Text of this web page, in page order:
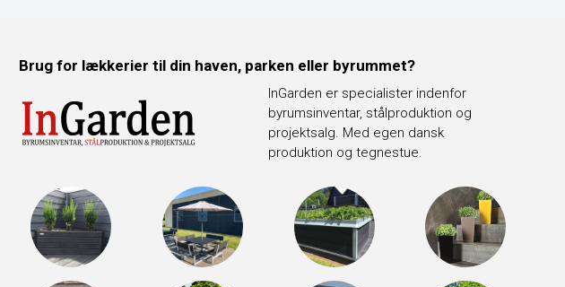
Brug for lækkerier til din haven, parken eller byrummet?
InGarden er specialister indenfor
byrumsinventar, stålproduktion og
projektsalg. Med egen dansk
produktion og tegnestue.